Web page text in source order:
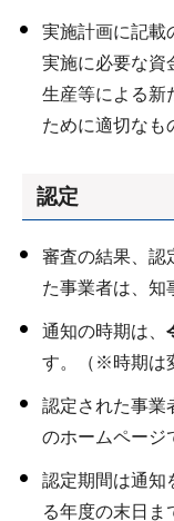
実施計画に記載
実施に必要な資
生産等による新
ために適切なも
認定
審査の結果、認
た事業者は、知
通知の時期は、
す。（※時期は
認定された事業
のホームページ
認定期間は通知
る年度の末日ま